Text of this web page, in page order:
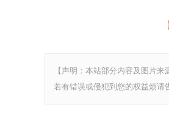
【声明：本站部分内容及图片
若有错误或侵犯到您的权益烦请